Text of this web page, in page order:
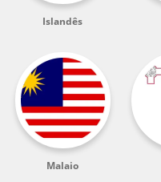
Islandês
Malaio